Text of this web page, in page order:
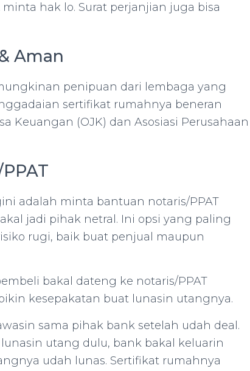
hak lo. Surat perjanjian juga bisa
Aman
penipuan dari lembaga yang
sertifikat rumahnya beneran
Keuangan (OJK) dan Asosiasi Perusahaan
adalah minta bantuan notaris/PPAT
jadi pihak netral. Ini opsi yang paling
rugi, baik buat penjual maupun
bakal dateng ke notaris/PPAT
kesepakatan buat lunasin utangnya.
sama pihak bank setelah udah deal.
utang dulu, bank bakal keluarin
udah lunas. Sertifikat rumahnya